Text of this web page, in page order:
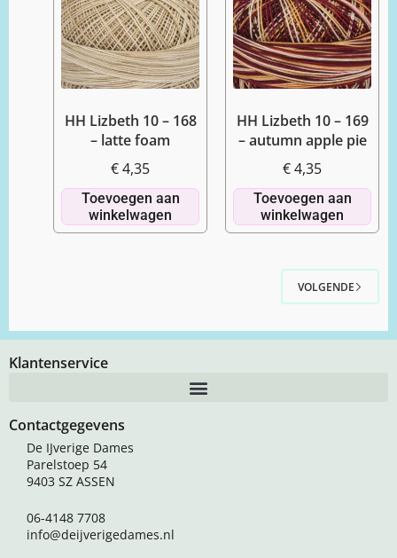
HH Lizbeth 10 – 168
– latte foam
€4,35
Toevoegen aan
winkelwagen
HH Lizbeth 10 – 169
– autumn apple pie
€4,35
Toevoegen aan
winkelwagen
VOLGENDE
Klantenservice
Contactgegevens
De IJverige Dames
Parelstoep 54
9403 SZ ASSEN
06-4148 7708
info@deijverigedames.nl